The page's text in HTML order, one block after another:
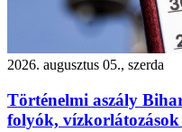
2026. augusztus 05., szerda
Történelmi aszály
folyók, vízkorlátozások